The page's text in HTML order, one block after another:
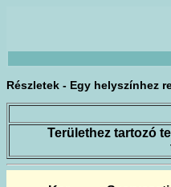
Részletek - Egy helyszínhez
Területhez tartozó